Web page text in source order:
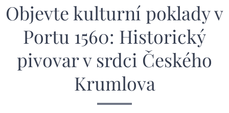
Objevte kulturní poklady v
Portu 1560: Historický
pivovar v srdci Českého
Krumlova